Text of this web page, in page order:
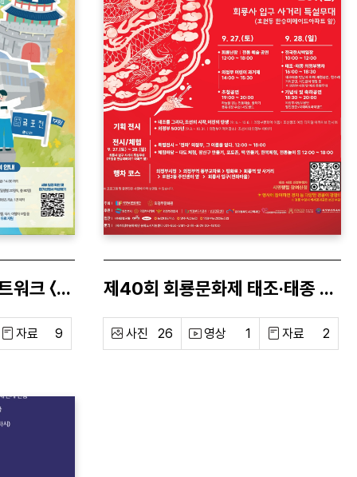
2025 문화도시협력네트워크 〈문화1호선〉사업
자료 9
제40회 회룡문화제 태조·태종 의정부 행차
사진 26 영상 1 자료 2